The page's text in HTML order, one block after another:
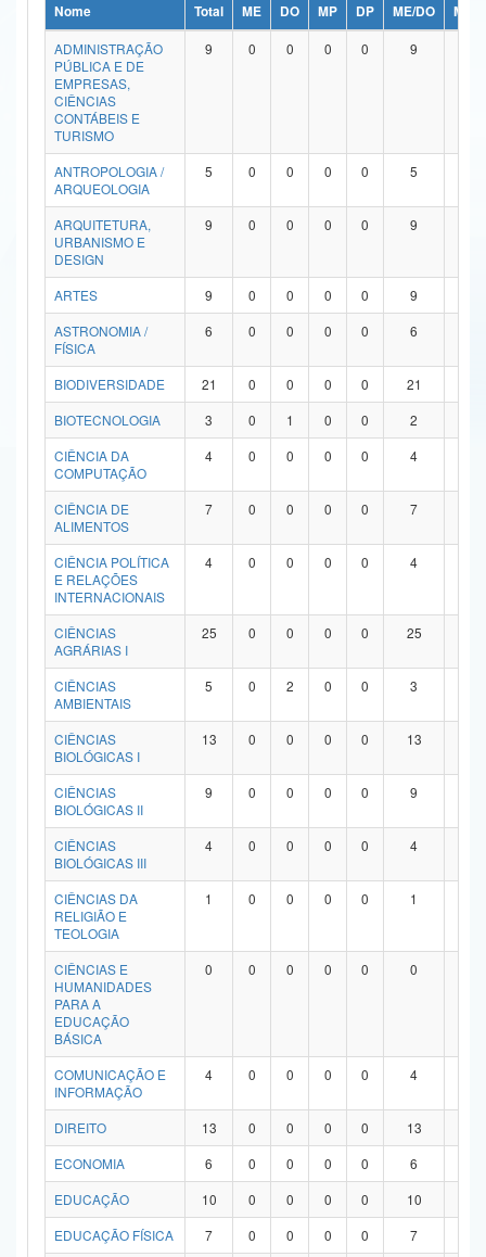
Ministério da Ciência, Tecnologia, Inovações e Comunicações
Ministério do Meio Ambiente
Ministério do Turismo
Ministério do Desenvolvimento Regional
Controladoria-Geral da União
Ministério da Mulher, da Família e dos Direitos Humanos
Secretaria de Governo
Advocacia-Geral da União
Banco Central do Brasil
Nome Total ME DO MP DP ME/DO
MP/
ADMINISTRAÇÃO
PÚBLICA E DE
EMPRESAS,
CIÊNCIAS
CONTÁBEIS E
TURISMO
9 0 0 0 0 9
ANTROPOLOGIA /
ARQUEOLOGIA
5 0 0 0 0 5
ARQUITETURA,
URBANISMO E
DESIGN
9 0 0 0 0 9
ARTES 9 0 0 0 0 9
ASTRONOMIA /
FÍSICA
6 0 0 0 0 6
BIODIVERSIDADE 21 0 0 0 0 21
BIOTECNOLOGIA
3 0 1 0 0 2
CIÊNCIA DA
COMPUTAÇÃO
4 0 0 0 0 4
CIÊNCIA DE
ALIMENTOS
7 0 0 0 0 7
CIÊNCIA POLÍTICA
E RELAÇÕES
INTERNACIONAIS
4 0 0 0 0 4
CIÊNCIAS
AGRÁRIAS I
25 0 0 0 0 25
CIÊNCIAS
AMBIENTAIS
5 0 2 0 0 3
CIÊNCIAS
BIOLÓGICAS I
13 0 0 0 0 13
CIÊNCIAS
BIOLÓGICAS II
9 0 0 0 0 9
CIÊNCIAS
BIOLÓGICAS III
4 0 0 0 0 4
CIÊNCIAS DA
RELIGIÃO E
TEOLOGIA
1 0 0 0 0 1
CIÊNCIAS E
HUMANIDADES
PARA A
EDUCAÇÃO
BÁSICA
0 0 0 0 0 0
COMUNICAÇÃO E
INFORMAÇÃO
4 0 0 0 0 4
DIREITO 13 0 0 0 0 13
ECONOMIA
6 0 0 0 0 6
EDUCAÇÃO
10 0 0 0 0 10
EDUCAÇÃO FÍSICA
7 0 0 0 0 7